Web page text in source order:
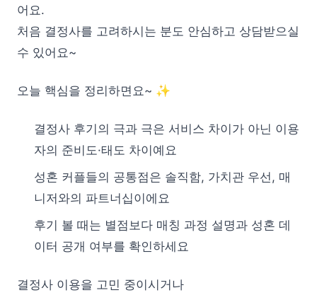
어요.
처음 결정사를 고려하시는 분도 안심하고 상담받으실
수 있어요~
오늘 핵심을 정리하면요~ ✨
결정사 후기의 극과 극은 서비스 차이가 아닌 이용
자의 준비도·태도 차이예요
성혼 커플들의 공통점은 솔직함, 가치관 우선, 매
니저와의 파트너십이에요
후기 볼 때는 별점보다 매칭 과정 설명과 성혼 데
이터 공개 여부를 확인하세요
결정사 이용을 고민 중이시거나